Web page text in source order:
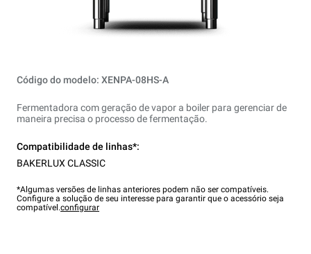
Código do modelo: XENPA-08HS-A
Fermentadora com geração de vapor a boiler para gerenciar de
maneira precisa o processo de fermentação.
Compatibilidade de linhas*:
BAKERLUX CLASSIC
*Algumas versões de linhas anteriores podem não ser compatíveis.
Configure a solução de seu interesse para garantir que o acessório seja
compatível.configurar